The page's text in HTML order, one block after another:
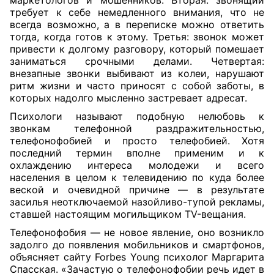
требует к себе немедленного внимания, что не
всегда возможно, а в переписке можно ответить
тогда, когда готов к этому. Третья: звонок может
привести к долгому разговору, который помешает
заниматься срочными делами. Четвертая:
внезапные звонки выбивают из колеи, нарушают
ритм жизни и часто приносят с собой заботы, в
которых надолго мысленно застревает адресат.
Психологи называют подобную нелюбовь к
звонкам телефонной раздражительностью,
телефонофобией и просто телефобией. Хотя
последний термин вполне применим и к
охлаждению интереса молодежи и всего
населения в целом к телевидению по куда более
веской и очевидной причине — в результате
засилья неотключаемой назойливо-тупой рекламы,
ставшей настоящим могильщиком TV-вещания.
Телефонофобия — не новое явление, оно возникло
задолго до появления мобильников и смартфонов,
объясняет сайту Forbes Young психолог Маргарита
Спасская. «Зачастую о телефонофобии речь идет в